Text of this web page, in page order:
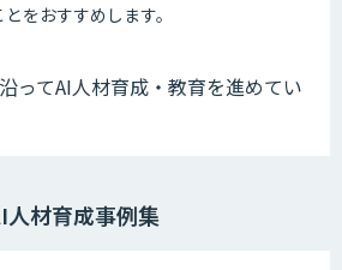
をおすすめします。
ってAI人材育成・教育を進めてい
人材育成事例集